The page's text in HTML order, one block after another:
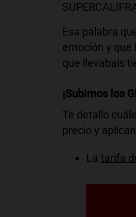
Esa palabra
emoción y que
que llevabais
¡Subimos los
Te detallo
precio y
La tarifa